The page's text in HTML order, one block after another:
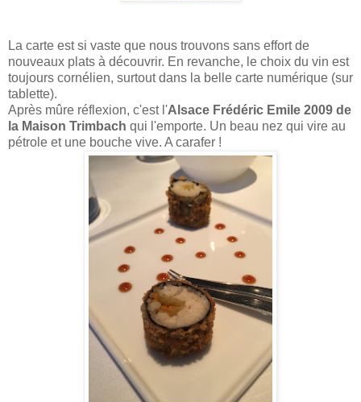
La carte est si vaste que nous trouvons sans effort de
nouveaux plats à découvrir. En revanche, le choix du vin est
toujours cornélien, surtout dans la belle carte numérique (sur
tablette).
Après mûre réflexion, c'est l'Alsace Frédéric Emile 2009 de
la Maison Trimbach qui l'emporte. Un beau nez qui vire au
pétrole et une bouche vive. A carafer !